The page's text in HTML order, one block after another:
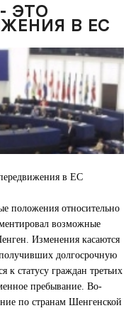
ЭТО
В ЕС
в ЕС
положения относительно
возможные
Изменения касаются
долгосрочную
к статусу граждан третьих
пребывание. Во-
по странам Шенгенской